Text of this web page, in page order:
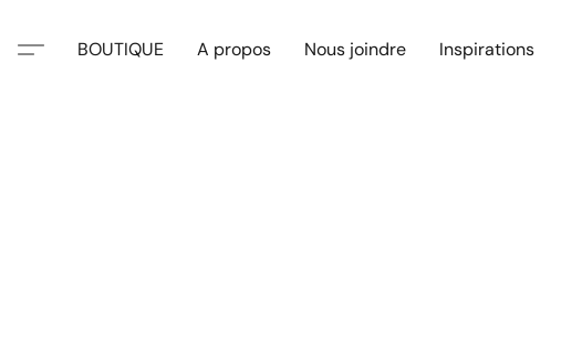
BOUTIQUE A propos Nous joindre Inspirations